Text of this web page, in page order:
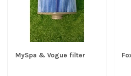
MySpa & Vogue filter